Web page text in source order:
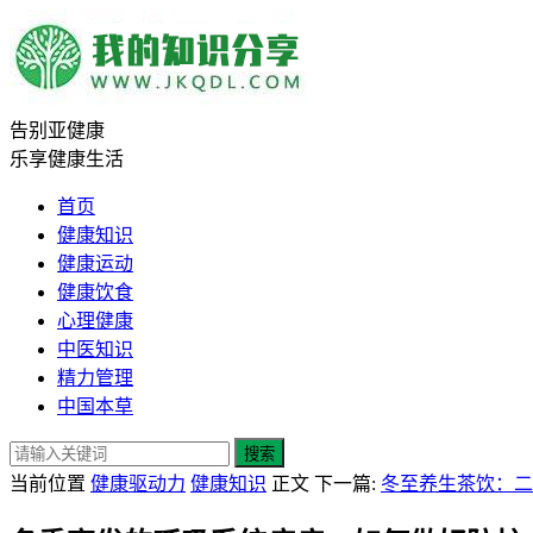
告别亚健康
乐享健康生活
首页
健康知识
健康运动
健康饮食
心理健康
中医知识
精力管理
中国本草
搜索
当前位置 健康驱动力 健康知识 正文 下一篇: 冬至养生茶饮：